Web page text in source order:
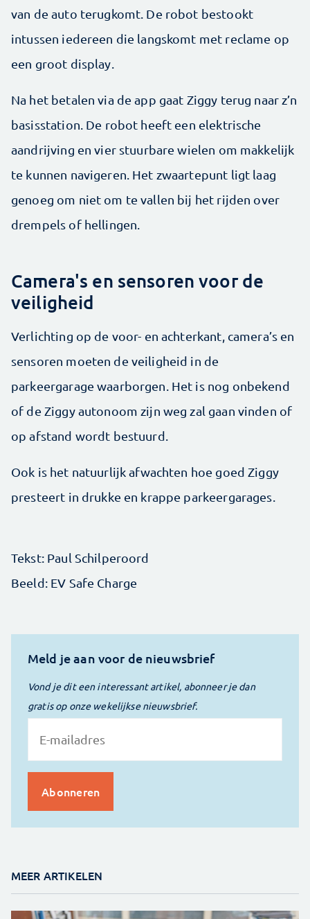
van de auto terugkomt. De robot bestookt
intussen iedereen die langskomt met reclame op
een groot display.
Na het betalen via de app gaat Ziggy terug naar z’n
basisstation. De robot heeft een elektrische
aandrijving en vier stuurbare wielen om makkelijk
te kunnen navigeren. Het zwaarte­punt ligt laag
genoeg om niet om te vallen bij het rijden over
drempels of hellingen.
Camera's en sensoren voor de
veiligheid
Verlichting op de voor- en achterkant, camera’s en
sensoren moeten de veiligheid in de
parkeergarage waarborgen. Het is nog onbekend
of de Ziggy autonoom zijn weg zal gaan vinden of
op afstand wordt bestuurd.
Ook is het natuurlijk afwachten hoe goed Ziggy
presteert in drukke en krappe parkeergarages.
Tekst: Paul Schilperoord
Beeld: EV Safe Charge
Meld je aan voor de nieuwsbrief
Vond je dit een interessant artikel, abonneer je dan
gratis op onze wekelijkse nieuwsbrief.
MEER ARTIKELEN